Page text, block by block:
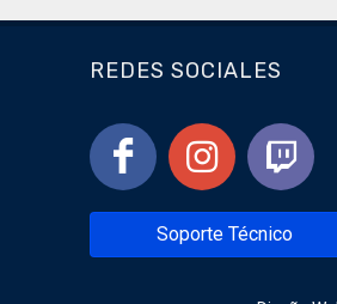
REDES SOCIALES
Soporte Técnico